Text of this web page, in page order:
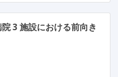
3 施設における前向き